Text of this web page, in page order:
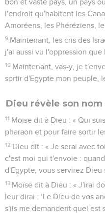
bon et vaste pays, un pays
l'endroit qu'habitent les
Amoréens, les Phéréziens,
9 Maintenant, les cris des
j'ai aussi vu l'oppression
10 Maintenant, vas-y, je
sortir d'Egypte mon peuple,
Dieu révèle son nom
11 Moïse dit à Dieu : « Qui
pharaon et pour faire sortir
12 Dieu dit : « Je serai avec
c'est moi qui t'envoie :
d'Egypte, vous servirez
13 Moïse dit à Dieu : « J'irai
leur dirai : ‘Le Dieu de vos
s'ils me demandent quel est